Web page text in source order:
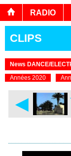
RADIO
CLIPS
News DANCE/
Années 2020
◄